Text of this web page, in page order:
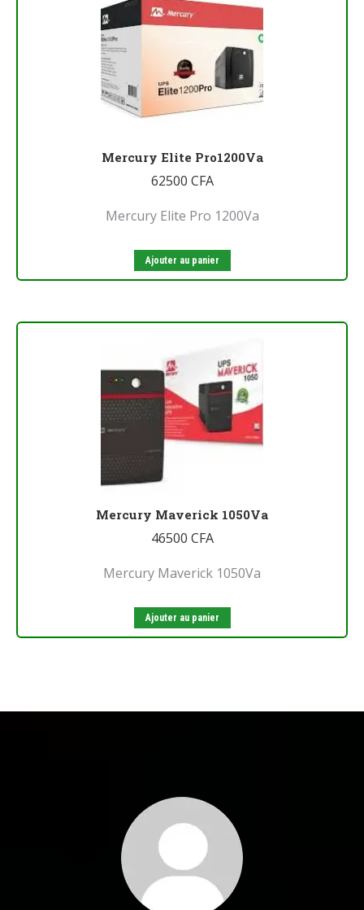
Mercury Elite Pro1200Va
62500 CFA
Mercury Elite Pro 1200Va
Ajouter au panier
Mercury Maverick 1050Va
46500 CFA
Mercury Maverick 1050Va
Ajouter au panier